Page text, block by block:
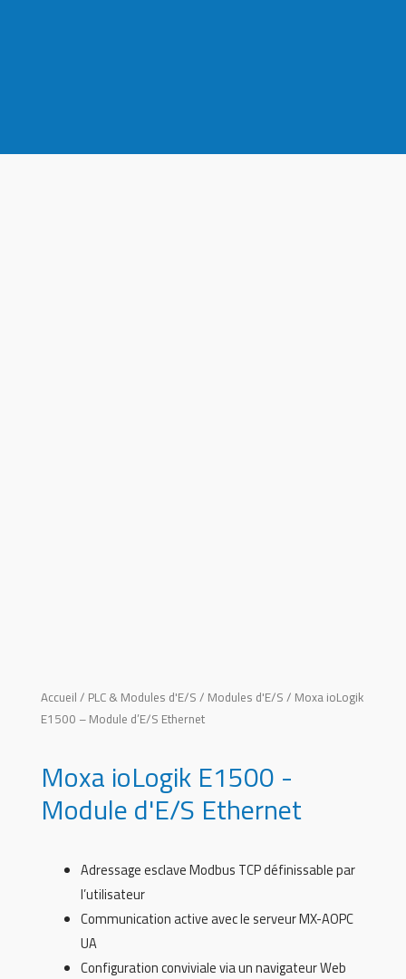
Accueil / PLC & Modules d'E/S / Modules d'E/S / Moxa ioLogik
E1500 – Module d’E/S Ethernet
Moxa ioLogik E1500 -
Module d'E/S Ethernet
Adressage esclave Modbus TCP définissable par
l’utilisateur
Communication active avec le serveur MX-AOPC
UA
Configuration conviviale via un navigateur Web